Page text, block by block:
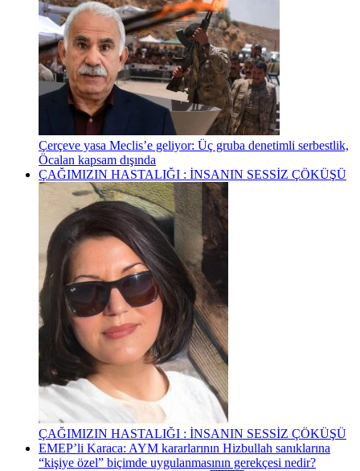
Çerçeve yasa Meclis’e geliyor: Üç gruba denetimli serbestlik,
Öcalan kapsam dışında
ÇAĞIMIZIN HASTALIĞI : İNSANIN SESSİZ ÇÖKÜŞÜ
ÇAĞIMIZIN HASTALIĞI : İNSANIN SESSİZ ÇÖKÜŞÜ
EMEP’li Karaca: AYM kararlarının Hizbullah sanıklarına
“kişiye özel” biçimde uygulanmasının gerekçesi nedir?